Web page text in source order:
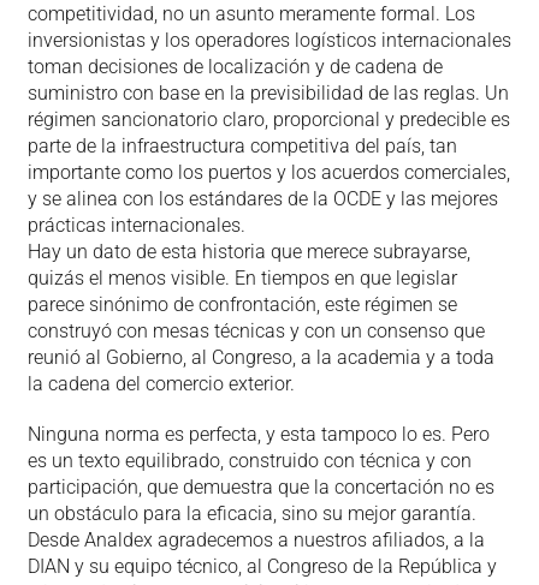
competitividad, no un asunto meramente formal. Los
inversionistas y los operadores logísticos internacionales
toman decisiones de localización y de cadena de
suministro con base en la previsibilidad de las reglas. Un
régimen sancionatorio claro, proporcional y predecible es
parte de la infraestructura competitiva del país, tan
importante como los puertos y los acuerdos comerciales,
y se alinea con los estándares de la OCDE y las mejores
prácticas internacionales.
Hay un dato de esta historia que merece subrayarse,
quizás el menos visible. En tiempos en que legislar
parece sinónimo de confrontación, este régimen se
construyó con mesas técnicas y con un consenso que
reunió al Gobierno, al Congreso, a la academia y a toda
la cadena del comercio exterior.
Ninguna norma es perfecta, y esta tampoco lo es. Pero
es un texto equilibrado, construido con técnica y con
participación, que demuestra que la concertación no es
un obstáculo para la eficacia, sino su mejor garantía.
Desde Analdex agradecemos a nuestros afiliados, a la
DIAN y su equipo técnico, al Congreso de la República y